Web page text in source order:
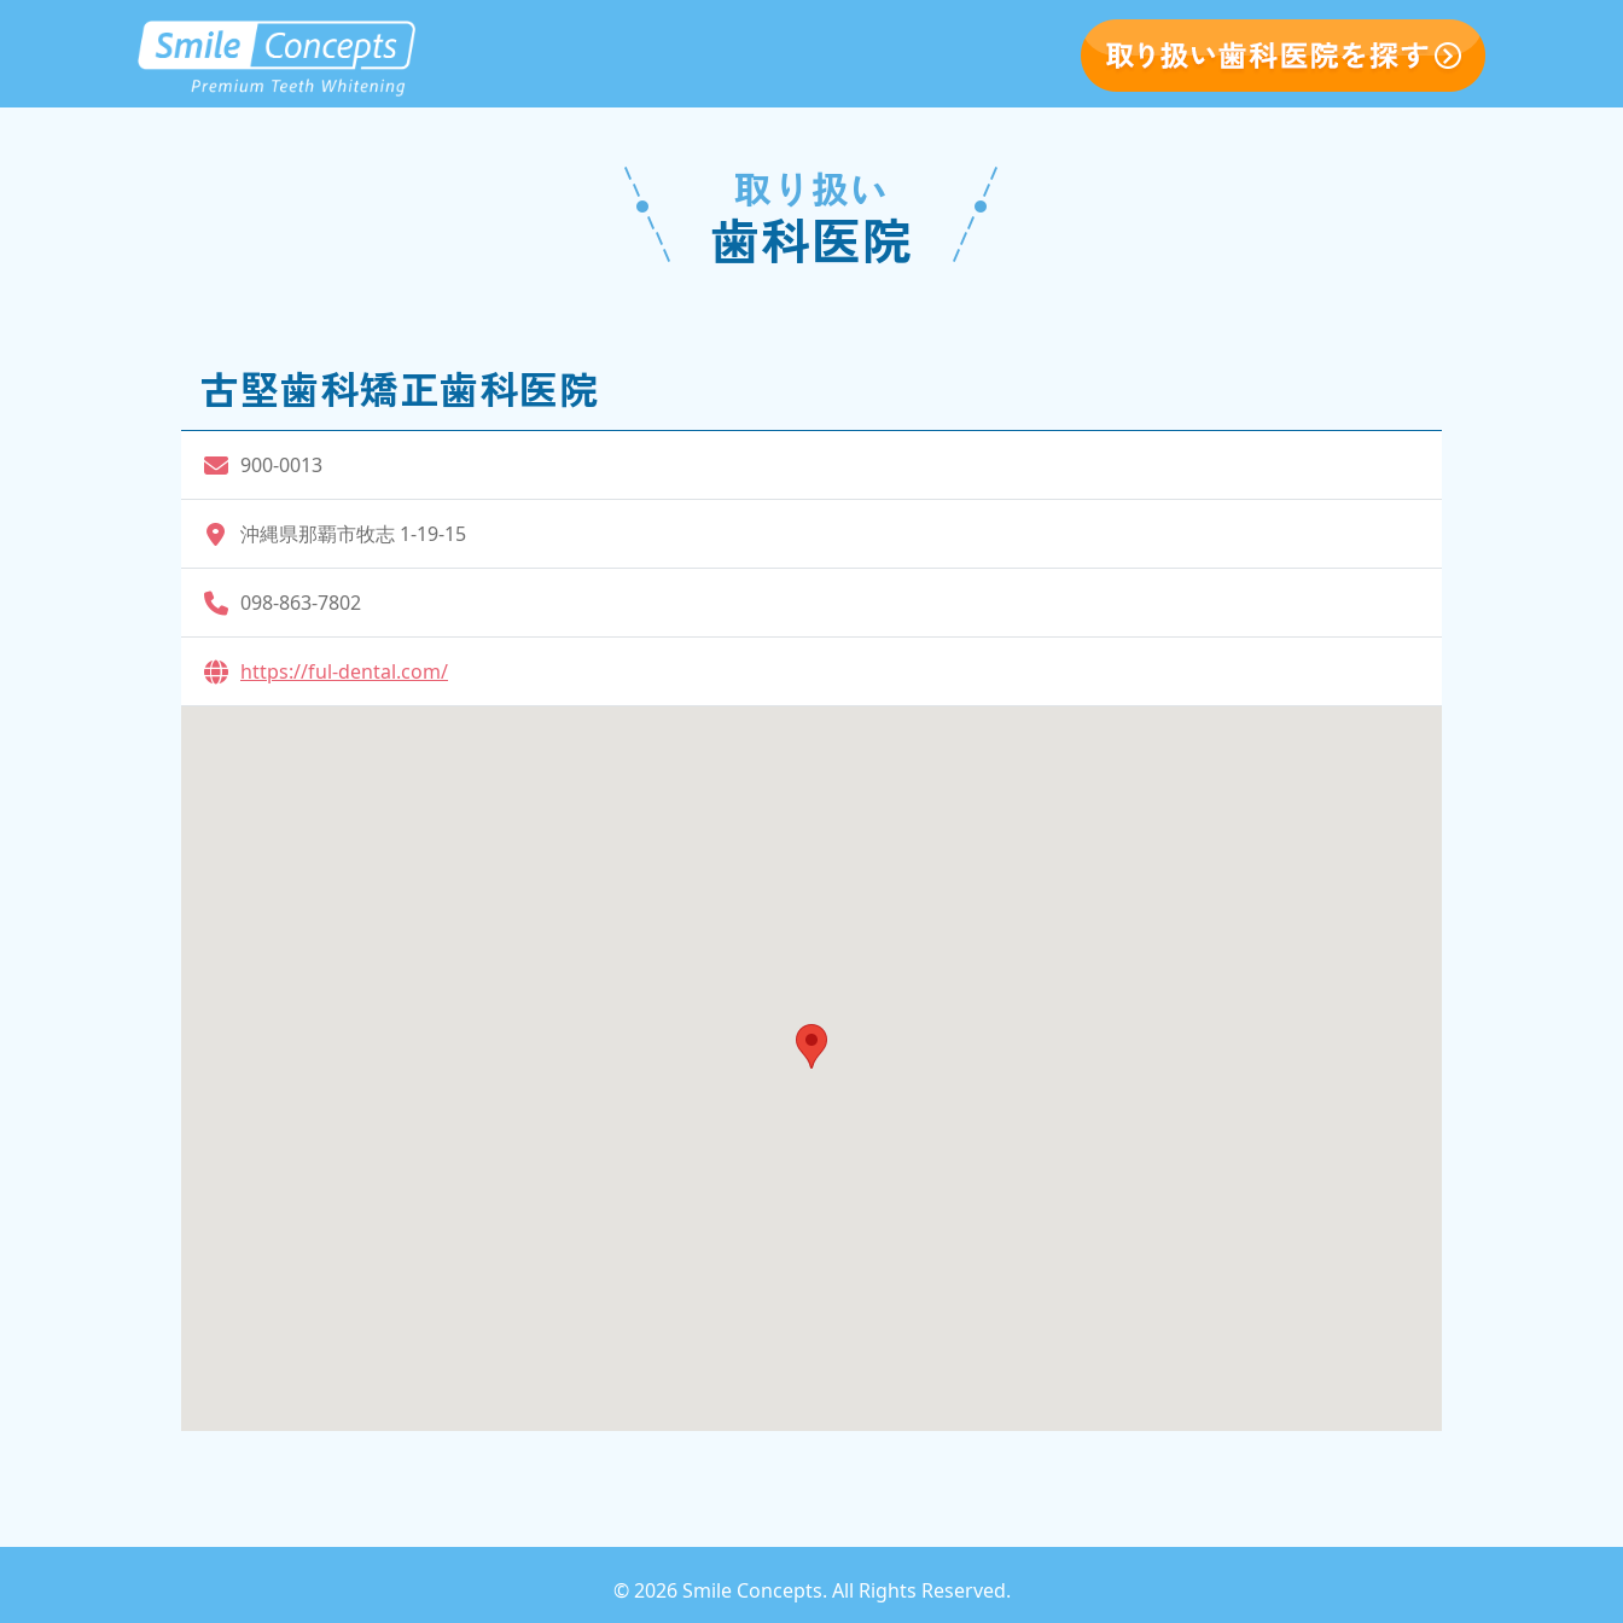
取り扱い
歯科医院
古堅歯科矯正歯科医院
900-0013
沖縄県那覇市牧志 1-19-15
098-863-7802
https://ful-dental.com/
©2026 Smile Concepts. All Rights Reserved.